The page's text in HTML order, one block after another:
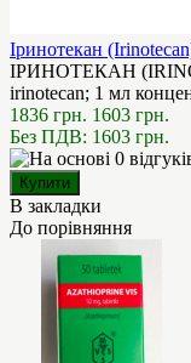
Іринотекан
ІРИНОТЕКАН
irinotecan; 1 мл
1836 грн. 1603 грн.
Без ПДВ: 1603 грн.
В закладки
До порівняння